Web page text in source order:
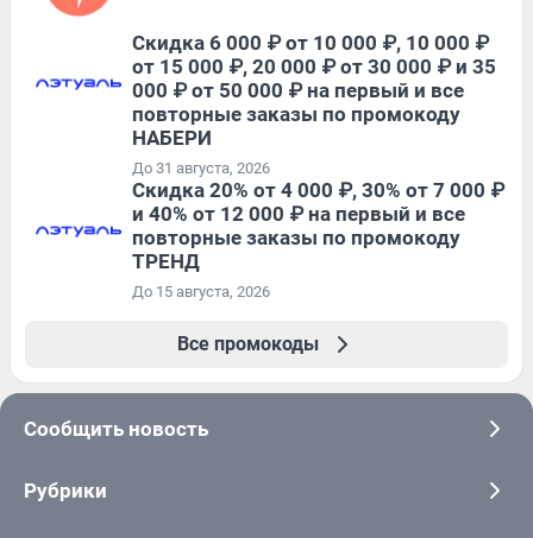
Скидка 6 000 ₽ от 10 000 ₽, 10 000 ₽
от 15 000 ₽, 20 000 ₽ от 30 000 ₽ и 35
000 ₽ от 50 000 ₽ на первый и все
повторные заказы по промокоду
НАБЕРИ
До 31 августа, 2026
Скидка 20% от 4 000 ₽, 30% от 7 000 ₽
и 40% от 12 000 ₽ на первый и все
повторные заказы по промокоду
ТРЕНД
До 15 августа, 2026
Все промокоды
Сообщить новость
Рубрики